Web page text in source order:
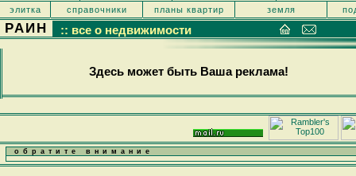
элитка
справочники планы квартир земля
РАИН :: все о недвижимости
Здесь может быть Ваша реклама!
обратите внимание